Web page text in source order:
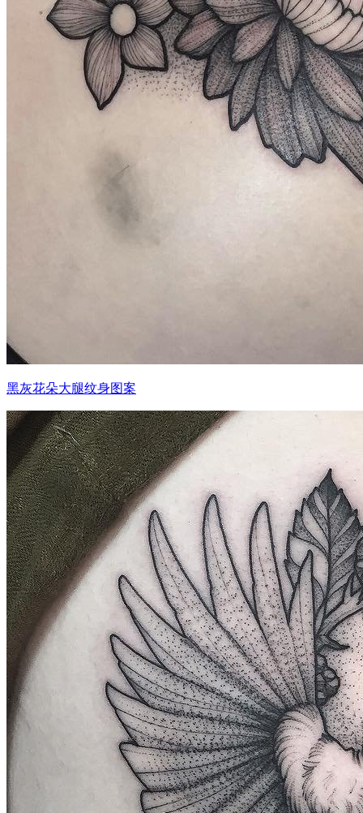
黑灰花朵大腿纹身图案